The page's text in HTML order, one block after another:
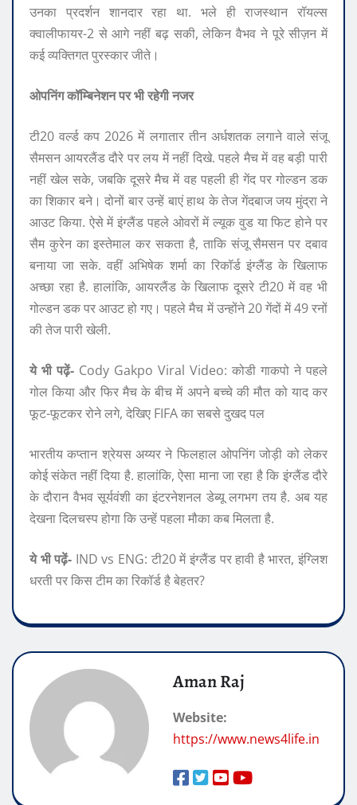
उनका प्रदर्शन शानदार रहा था. भले ही राजस्थान रॉयल्स
क्वालीफायर-2 से आगे नहीं बढ़ सकी, लेकिन वैभव ने पूरे सीज़न में
कई व्यक्तिगत पुरस्कार जीते।
ओपनिंग कॉम्बिनेशन पर भी रहेगी नजर
टी20 वर्ल्ड कप 2026 में लगातार तीन अर्धशतक लगाने वाले संजू
सैमसन आयरलैंड दौरे पर लय में नहीं दिखे. पहले मैच में वह बड़ी पारी
नहीं खेल सके, जबकि दूसरे मैच में वह पहली ही गेंद पर गोल्डन डक
का शिकार बने। दोनों बार उन्हें बाएं हाथ के तेज गेंदबाज जय मुंद्रा ने
आउट किया. ऐसे में इंग्लैंड पहले ओवरों में ल्यूक वुड या फिट होने पर
सैम कुरेन का इस्तेमाल कर सकता है, ताकि संजू सैमसन पर दबाव
बनाया जा सके. वहीं अभिषेक शर्मा का रिकॉर्ड इंग्लैंड के खिलाफ
अच्छा रहा है. हालांकि, आयरलैंड के खिलाफ दूसरे टी20 में वह भी
गोल्डन डक पर आउट हो गए। पहले मैच में उन्होंने 20 गेंदों में 49 रनों
की तेज पारी खेली.
ये भी पढ़ें- Cody Gakpo Viral Video: कोडी गाकपो ने पहले
गोल किया और फिर मैच के बीच में अपने बच्चे की मौत को याद कर
फूट-फूटकर रोने लगे, देखिए FIFA का सबसे दुखद पल
भारतीय कप्तान श्रेयस अय्यर ने फिलहाल ओपनिंग जोड़ी को लेकर
कोई संकेत नहीं दिया है. हालांकि, ऐसा माना जा रहा है कि इंग्लैंड दौरे
के दौरान वैभव सूर्यवंशी का इंटरनेशनल डेब्यू लगभग तय है. अब यह
देखना दिलचस्प होगा कि उन्हें पहला मौका कब मिलता है.
ये भी पढ़ें- IND vs ENG: टी20 में इंग्लैंड पर हावी है भारत, इंग्लिश
धरती पर किस टीम का रिकॉर्ड है बेहतर?
Aman Raj
Website:
https://www.news4life.in